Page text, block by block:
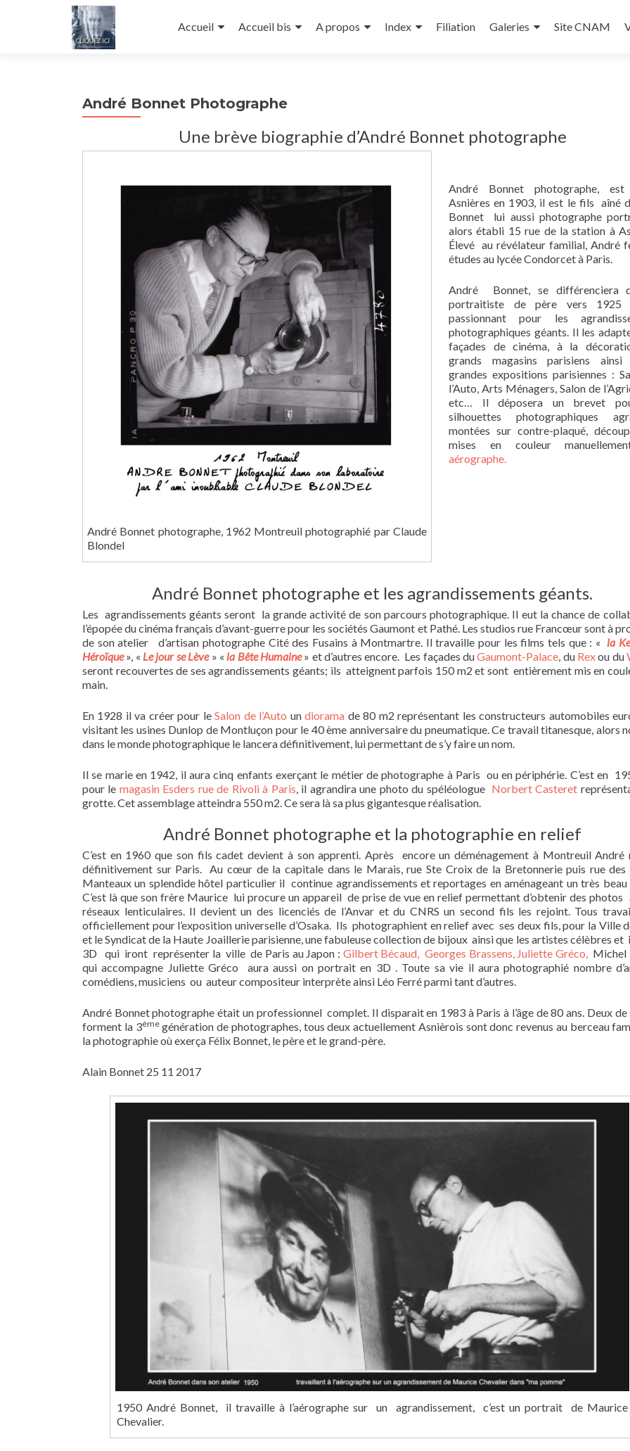
Accueil
Accueil bis A propos Index Filiation Galeries Site CNAM
André Bonnet Photographe
Une brève biographie d’André Bonnet photographe
André Bonnet photographe, 1962 Montreuil photographié par Claude
Blondel
André Bonnet photographe,
Asnières en 1903, il est le fils aîné
Bonnet lui aussi photographe
alors établi 15 rue de la station à
Élevé au révélateur familial, André
études au lycée Condorcet à Paris.
André Bonnet, se différenciera
portraitiste de père vers 1925
passionnant pour les
photographiques géants. Il les
façades de cinéma, à la
grands magasins parisiens ainsi
grandes expositions parisiennes :
l’Auto, Arts Ménagers, Salon de
etc… Il déposera un brevet
silhouettes photographiques
montées sur contre-plaqué,
mises en couleur
aérographe.
André Bonnet photographe et les agrandissements géants.
Les agrandissements géants seront la grande activité de son parcours photographique. Il eut la chance de
l’épopée du cinéma français d’avant-guerre pour les sociétés Gaumont et Pathé. Les studios rue Francœur sont à
de son atelier d’artisan photographe Cité des Fusains à Montmartre. Il travaille pour les films tels que : « la
Héroïque», « Le jour se Lève» « la Bête Humaine» et d’autres encore. Les façades duGaumont-Palace , du Rexou du
seront recouvertes de ses agrandissements géants; ils atteignent parfois 150 m2 et sont entièrement mis en
main.
En 1928 il va créer pour leSalon de l’Auto undiorama de 80 m2 représentant les constructeurs automobiles
visitant les usines Dunlop de Montluçon pour le 40 ème anniversaire du pneumatique. Ce travail titanesque, alors
dans le monde photographique le lancera définitivement, lui permettant de s’y faire un nom.
Il se marie en 1942, il aura cinq enfants exerçant le métier de photographe à Paris ou en périphérie. C’est en
pour le magasin Esders rue de Rivoli à Paris , il agrandira une photo du spéléologue Norbert Casteret
grotte. Cet assemblage atteindra 550 m2. Ce sera là sa plus gigantesque réalisation.
André Bonnet photographe et la photographie en relief
C’est en 1960 que son fils cadet devient à son apprenti. Après encore un déménagement à Montreuil André
définitivement sur Paris. Au cœur de la capitale dans le Marais, rue Ste Croix de la Bretonnerie puis rue des
Manteaux un splendide hôtel particulier il continue agrandissements et reportages en aménageant un très beau
C’est là que son frère Maurice lui procure un appareil de prise de vue en relief permettant d’obtenir des photos
réseaux lenticulaires. Il devient un des licenciés de l’Anvar et du CNRS un second fils les rejoint. Tous
officiellement pour l’exposition universelle d’Osaka. Ils photographient en relief avec ses deux fils, pour la Ville
et le Syndicat de la Haute Joaillerie parisienne, une fabuleuse collection de bijoux ainsi que les artistes célèbres et
3D qui iront représenter la ville de Paris au Japon : Gilbert Bécaud, Georges Brassens, Juliette Gréco,
Michel
qui accompagne Juliette Gréco aura aussi on portrait en 3D . Toute sa vie il aura photographié nombre
comédiens, musiciens ou auteur compositeur interprète ainsi Léo Ferré parmi tant d’autres.
André Bonnet photographe était un professionnel complet. Il disparait en 1983 à Paris à l’âge de 80 ans. Deux de
forment la 3èmegénération de photographes, tous deux actuellement Asnièrois sont donc revenus au berceau
la photographie où exerça Félix Bonnet, le père et le grand-père.
Alain Bonnet 25 11 2017
1950 André Bonnet, il travaille à l’aérographe sur un agrandissement, c’est un portrait de Maurice
Chevalier.